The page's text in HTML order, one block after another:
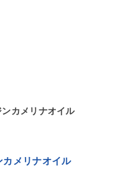
カメリナオイル
カメリナオイル